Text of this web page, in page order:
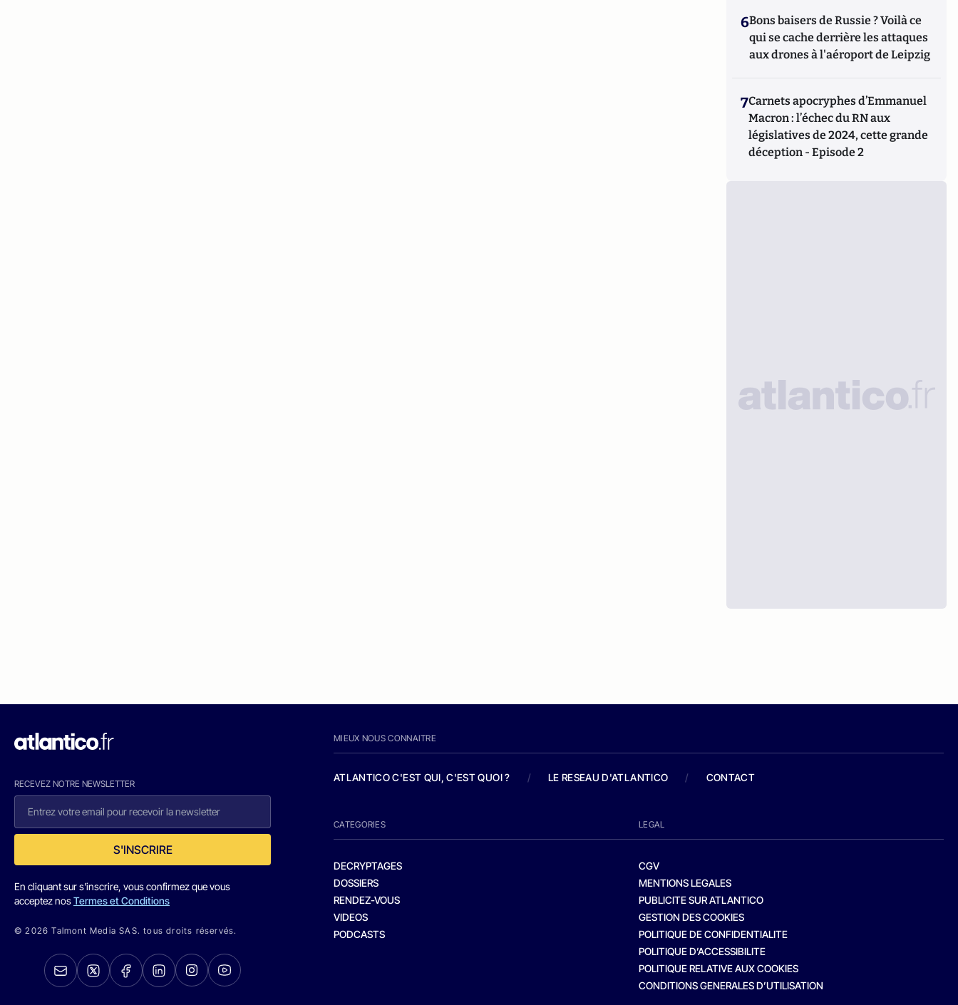
6Bons baisers de Russie ? Voilà ce
qui se cache derrière les attaques
aux drones à l'aéroport de Leipzig
7Carnets apocryphes d’Emmanuel
Macron : l’échec du RN aux
législatives de 2024, cette grande
déception - Episode 2
RECEVEZ NOTRE NEWSLETTER
S'INSCRIRE
En cliquant sur s'inscrire, vous confirmez que vous
acceptez nosTermes et Conditions
© 2026 Talmont Media SAS. tous droits réservés.
MIEUX NOUS CONNAITRE
ATLANTICO C'EST QUI, C'EST QUOI ? / LE RESEAU D'ATLANTICO / CONTACT
CATEGORIES
DECRYPTAGES
DOSSIERS
RENDEZ-VOUS
VIDEOS
PODCASTS
LEGAL
CGV
MENTIONS LEGALES
PUBLICITE SUR ATLANTICO
GESTION DES COOKIES
POLITIQUE DE CONFIDENTIALITE
POLITIQUE D’ACCESSIBILITE
POLITIQUE RELATIVE AUX COOKIES
CONDITIONS GENERALES D’UTILISATION